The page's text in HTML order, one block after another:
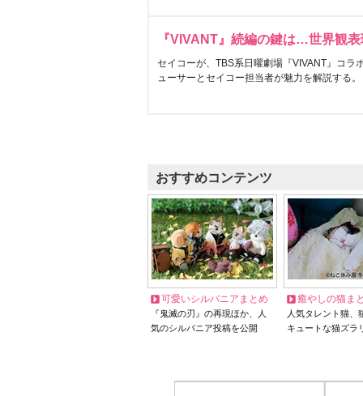
『VIVANT』続編の鍵は…世界観
セイコーが、TBS系日曜劇場『VIVANT』コラ
ューサーとセイコー担当者が魅力を解説する。
おすすめコンテンツ
可愛いシルバニアまとめ
『鬼滅の刃』の再現ほか、人
気のシルバニア投稿を公開
癒やしの猫ま
人気タレント猫
キュートな猫ズラ